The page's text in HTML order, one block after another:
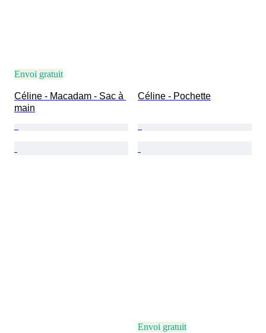
Envoi gratuit
Céline - Macadam - Sac à
main
Céline - Pochette
Envoi gratuit